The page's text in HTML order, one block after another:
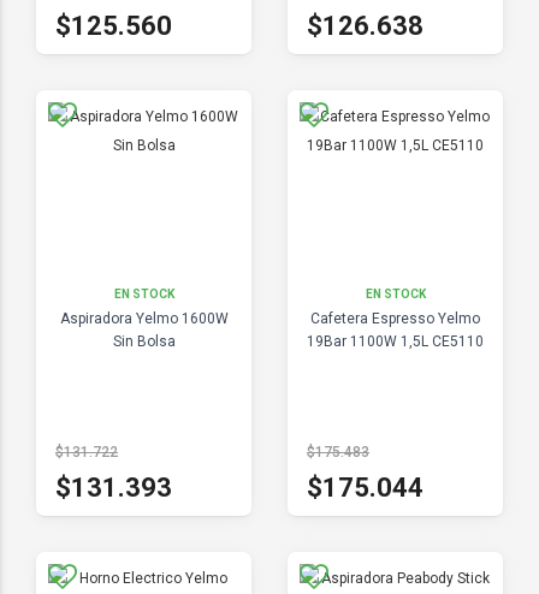
$125.560 $126.638
EN STOCK
Aspiradora Yelmo 1600W
Sin Bolsa
$131.722
$131.393
EN STOCK
Cafetera Espresso Yelmo
19Bar 1100W 1,5L CE5110
$175.483
$175.044